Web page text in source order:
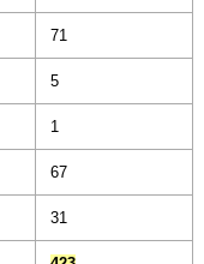
71
5
1
67
31